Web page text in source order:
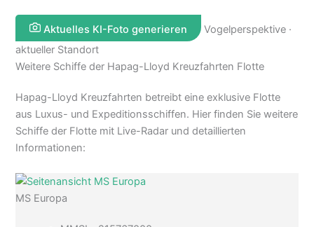
Aktuelles KI-Foto generieren
Vogelperspektive ·
aktueller Standort
Weitere Schiffe der Hapag-Lloyd Kreuzfahrten Flotte
Hapag-Lloyd Kreuzfahrten betreibt eine exklusive Flotte
aus Luxus- und Expeditionsschiffen. Hier finden Sie weitere
Schiffe der Flotte mit Live-Radar und detaillierten
Informationen:
MS Europa